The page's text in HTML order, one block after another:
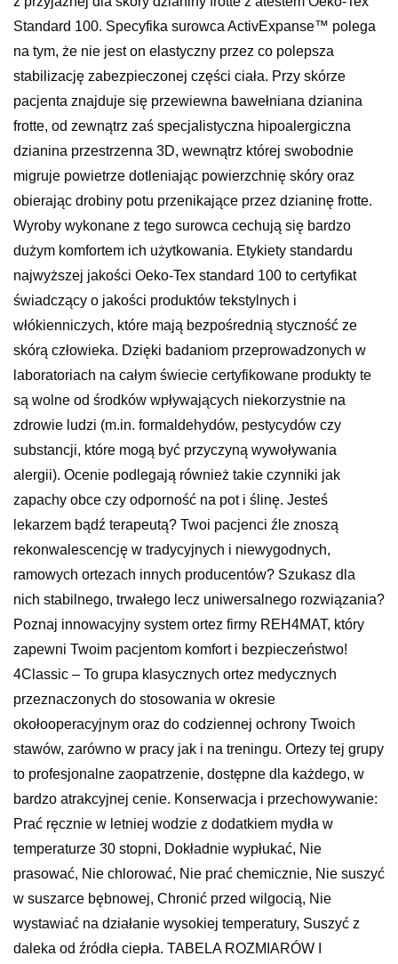
Standard 100. Specyfika surowca ActivExpanse™ polega
na tym, że nie jest on elastyczny przez co polepsza
stabilizację zabezpieczonej części ciała. Przy skórze
pacjenta znajduje się przewiewna bawełniana dzianina
frotte, od zewnątrz zaś specjalistyczna hipoalergiczna
dzianina przestrzenna 3D, wewnątrz której swobodnie
migruje powietrze dotleniając powierzchnię skóry oraz
obierając drobiny potu przenikające przez dzianinę frotte.
Wyroby wykonane z tego surowca cechują się bardzo
dużym komfortem ich użytkowania. Etykiety standardu
najwyższej jakości Oeko-Tex standard 100 to certyfikat
świadczący o jakości produktów tekstylnych i
włókienniczych, które mają bezpośrednią styczność ze
skórą człowieka. Dzięki badaniom przeprowadzonych w
laboratoriach na całym świecie certyfikowane produkty te
są wolne od środków wpływających niekorzystnie na
zdrowie ludzi (m.in. formaldehydów, pestycydów czy
substancji, które mogą być przyczyną wywoływania
alergii). Ocenie podlegają również takie czynniki jak
zapachy obce czy odporność na pot i ślinę. Jesteś
lekarzem bądź terapeutą? Twoi pacjenci źle znoszą
rekonwalescencję w tradycyjnych i niewygodnych,
ramowych ortezach innych producentów? Szukasz dla
nich stabilnego, trwałego lecz uniwersalnego rozwiązania?
Poznaj innowacyjny system ortez firmy REH4MAT, który
zapewni Twoim pacjentom komfort i bezpieczeństwo!
4Classic – To grupa klasycznych ortez medycznych
przeznaczonych do stosowania w okresie
okołooperacyjnym oraz do codziennej ochrony Twoich
stawów, zarówno w pracy jak i na treningu. Ortezy tej grupy
to profesjonalne zaopatrzenie, dostępne dla każdego, w
bardzo atrakcyjnej cenie. Konserwacja i przechowywanie:
Prać ręcznie w letniej wodzie z dodatkiem mydła w
temperaturze 30 stopni, Dokładnie wypłukać, Nie
prasować, Nie chlorować, Nie prać chemicznie, Nie suszyć
w suszarce bębnowej, Chronić przed wilgocią, Nie
wystawiać na działanie wysokiej temperatury, Suszyć z
daleka od źródła ciepła. TABELA ROZMIARÓW I